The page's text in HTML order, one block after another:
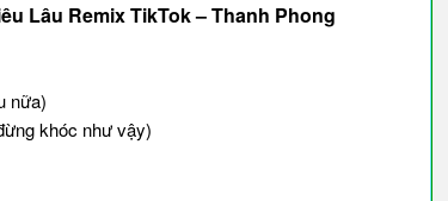
Lâu Remix TikTok – Thanh Phong
nữa)
khóc như vậy)